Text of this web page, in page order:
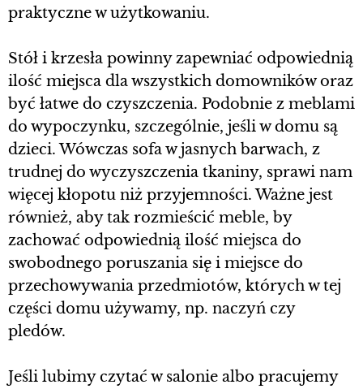
praktyczne w użytkowaniu.
Stół i krzesła powinny zapewniać odpowiednią
ilość miejsca dla wszystkich domowników oraz
być łatwe do czyszczenia. Podobnie z meblami
do wypoczynku, szczególnie, jeśli w domu są
dzieci. Wówczas sofa w jasnych barwach, z
trudnej do wyczyszczenia tkaniny, sprawi nam
więcej kłopotu niż przyjemności. Ważne jest
również, aby tak rozmieścić meble, by
zachować odpowiednią ilość miejsca do
swobodnego poruszania się i miejsce do
przechowywania przedmiotów, których w tej
części domu używamy, np. naczyń czy
pledów.
Jeśli lubimy czytać w salonie albo pracujemy